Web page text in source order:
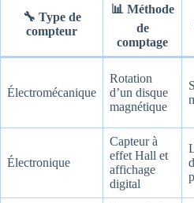
🔧 Type de
compteur
📊 Méthode
de
comptage
Électromécanique
Rotation
d’un disque
magnétique
Électronique
Capteur à
effet Hall et
affichage
digital